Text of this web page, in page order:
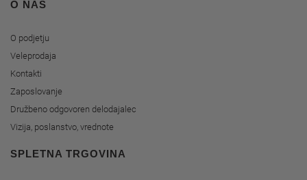
O NAS
O podjetju
Veleprodaja
Kontakti
Zaposlovanje
Družbeno odgovoren delodajalec
Vizija, poslanstvo, vrednote
SPLETNA TRGOVINA